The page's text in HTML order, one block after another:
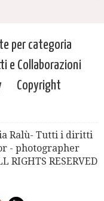
per categoria
e Collaborazioni
Copyright
Ralù- Tutti i diritti
- photographer
RIGHTS RESERVED